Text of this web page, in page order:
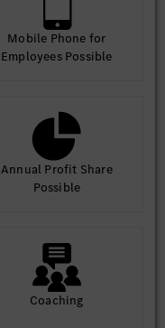
Mobile Phone for
Employees Possible
Annual Profit Share
Possible
Coaching